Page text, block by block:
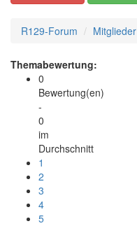
R129-Forum Mitglieder
Themabewertung:
0
Bewertung(en)
-
0
im
Durchschnitt
1
2
3
4
5